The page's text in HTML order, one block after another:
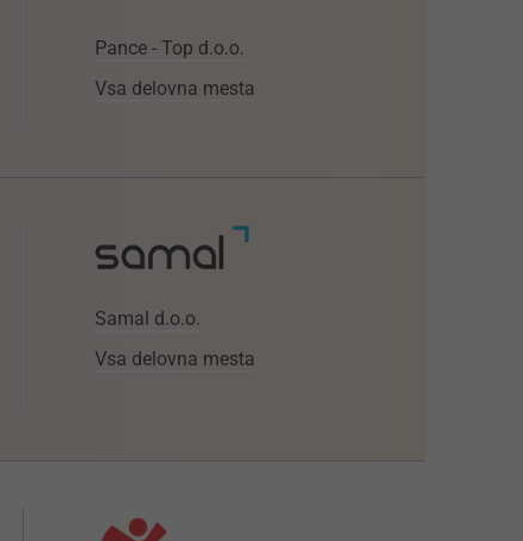
Pance - Top d.o.o.
Vsa delovna mesta
Samal d.o.o.
Vsa delovna mesta